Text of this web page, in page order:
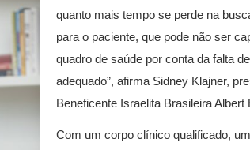
quanto mais tempo se perde na
para o paciente, que pode não ser
quadro de saúde por conta da falta
adequado”, afirma Sidney Klajner,
Beneficente Israelita Brasileira Albert
Com um corpo clínico qualificado,